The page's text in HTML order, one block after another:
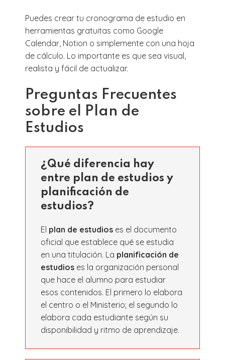
Puedes crear tu cronograma de estudio en
herramientas gratuitas como Google
Calendar, Notion o simplemente con una hoja
de cálculo. Lo importante es que sea visual,
realista y fácil de actualizar.
Preguntas Frecuentes
sobre el Plan de
Estudios
¿Qué diferencia hay
entre plan de estudios y
planificación de
estudios?
El plan de estudios es el documento
oficial que establece qué se estudia
en una titulación. La planificación de
estudios es la organización personal
que hace el alumno para estudiar
esos contenidos. El primero lo elabora
el centro o el Ministerio; el segundo lo
elabora cada estudiante según su
disponibilidad y ritmo de aprendizaje.